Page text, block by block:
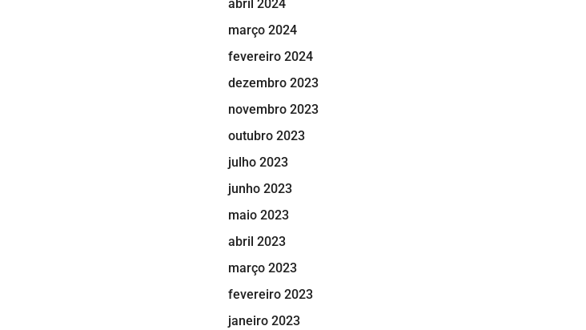
abril 2024
março 2024
fevereiro 2024
dezembro 2023
novembro 2023
outubro 2023
julho 2023
junho 2023
maio 2023
abril 2023
março 2023
fevereiro 2023
janeiro 2023